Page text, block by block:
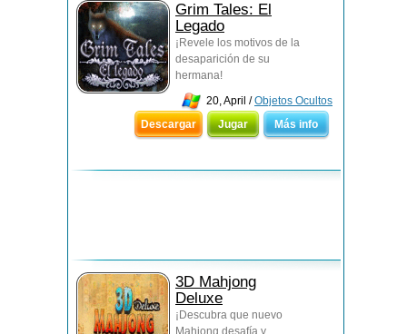
Grim Tales: El
Legado
¡Revele los motivos de la
desaparición de su
hermana!
20, April /Objetos Ocultos
Descargar
Jugar Más info
3D Mahjong
Deluxe
¡Descubra que nuevo
Mahjong desafía y